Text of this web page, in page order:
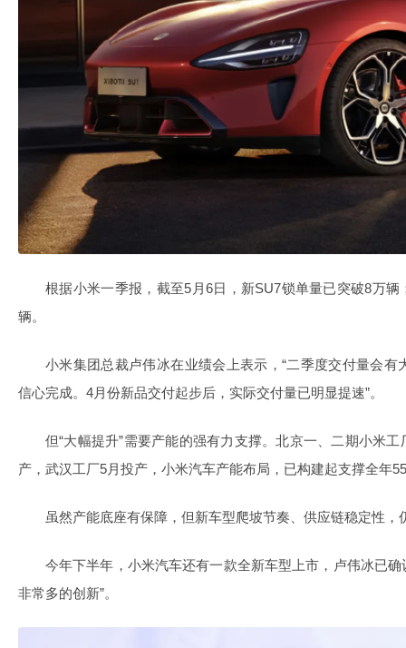
根据小米一季报，截至5月6日，新SU7锁单量已突破8万
辆。
小米集团总裁卢伟冰在业绩会上表示，“二季度交付量会有
信心完成。4月份新品交付起步后，实际交付量已明显提速”。
但“大幅提升”需要产能的强有力支撑。北京一、二期小米
产，武汉工厂5月投产，小米汽车产能布局，已构建起支撑全年
虽然产能底座有保障，但新车型爬坡节奏、供应链稳定性，
今年下半年，小米汽车还有一款全新车型上市，卢伟冰已确
非常多的创新”。